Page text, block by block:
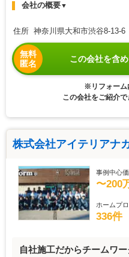
会社の概要▼
住所 神奈川県大和市渋谷8-13-
無料
匿名
この会社を含
※リフォーム
この会社をご紹介で
株式会社アイテリアナ
事例中心
〜200
ホームプ
336件
自社施工だからチームワ